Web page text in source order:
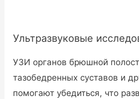
Ультразвуковые
УЗИ органов брюшной
тазобедренных суставов и
помогают убедиться, что